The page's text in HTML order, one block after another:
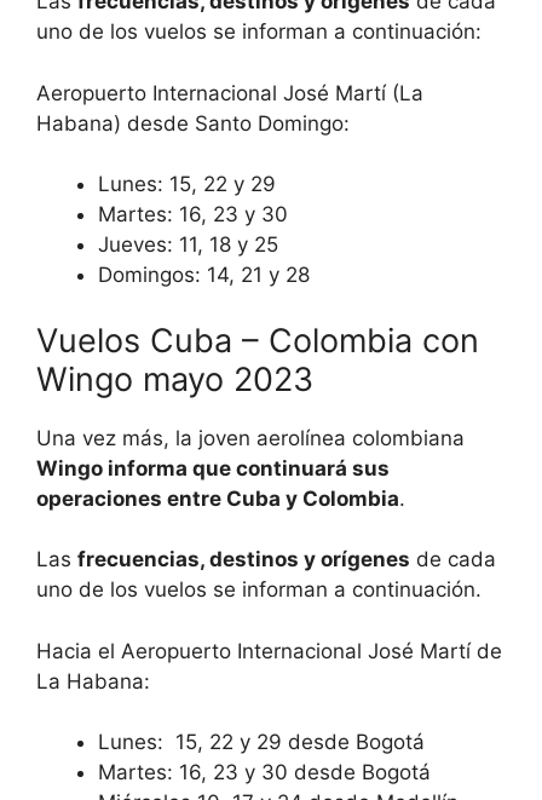
uno de los vuelos se informan a continuación:
Aeropuerto Internacional José Martí (La
Habana) desde Santo Domingo:
Lunes: 15, 22 y 29
Martes: 16, 23 y 30
Jueves: 11, 18 y 25
Domingos: 14, 21 y 28
Vuelos Cuba – Colombia con
Wingo mayo 2023
Una vez más, la joven aerolínea colombiana
Wingo informa que continuará sus
operaciones entre Cuba y Colombia.
Las frecuencias, destinos y orígenes de cada
uno de los vuelos se informan a continuación.
Hacia el Aeropuerto Internacional José Martí de
La Habana:
Lunes: 15, 22 y 29 desde Bogotá
Martes: 16, 23 y 30 desde Bogotá